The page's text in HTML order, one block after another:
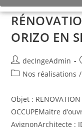
ORIZO EN
decIngeAdmin
Nos réalisations /
Objet : RENOVATION
OCCUPEMaitre
AvignonArchitecte :